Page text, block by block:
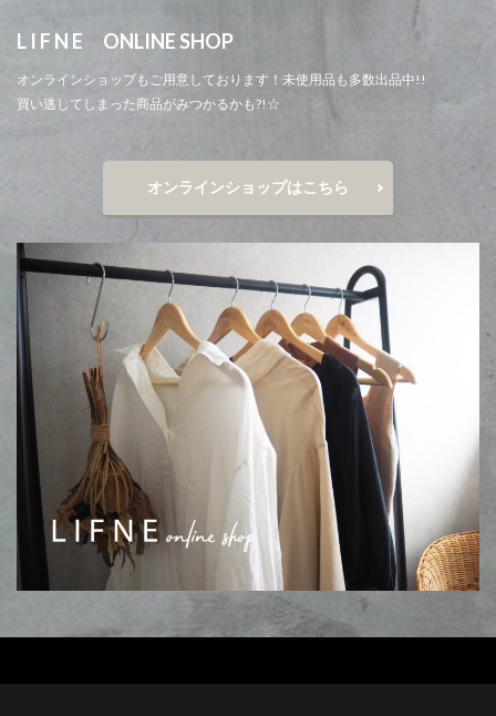
L I F N E ONLINE SHOP
オンラインショップもご用意しております！未使用品も多数出品中!!
買い逃してしまった商品がみつかるかも?!☆
オンラインショップはこちら